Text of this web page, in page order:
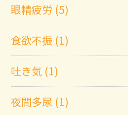
眼精疲労 (5)
食欲不振 (1)
吐き気 (1)
夜間多尿 (1)